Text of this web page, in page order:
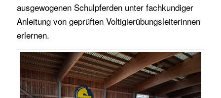
ausgewogenen Schulpferden unter fachkundiger
Anleitung von geprüften Voltigierübungsleiterinnen
erlernen.